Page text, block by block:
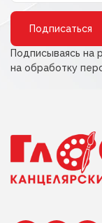
Подписываясь на
на обработку